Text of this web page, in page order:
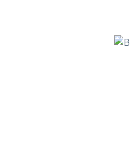
Bildergalerie überspringen